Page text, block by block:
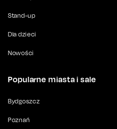
Stand-up
Dla dzieci
Nowości
Popularne miasta i sale
Bydgoszcz
Poznań